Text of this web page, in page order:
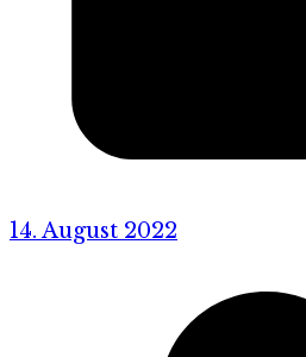
14. August 2022